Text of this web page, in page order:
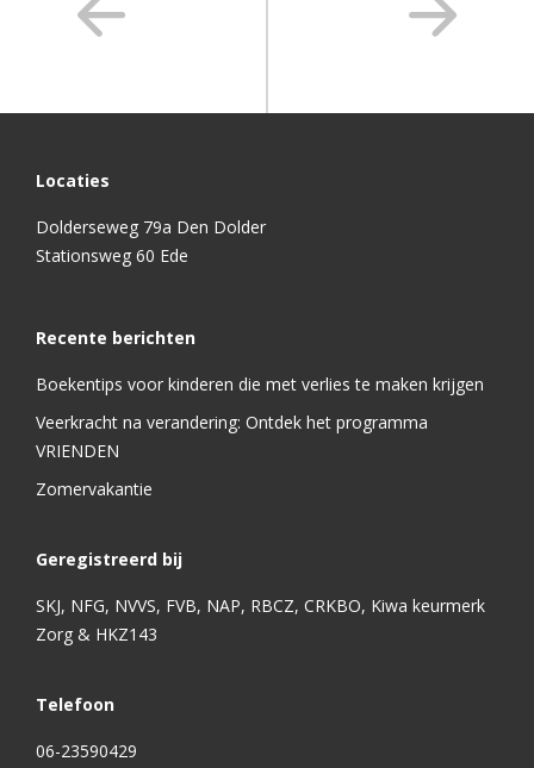
Locaties
Dolderseweg 79a Den Dolder
Stationsweg 60 Ede
Recente berichten
Boekentips voor kinderen die met verlies te maken krijgen
Veerkracht na verandering: Ontdek het programma
VRIENDEN
Zomervakantie
Geregistreerd bij
SKJ, NFG, NVVS, FVB, NAP, RBCZ, CRKBO, Kiwa keurmerk
Zorg & HKZ143
Telefoon
06-23590429